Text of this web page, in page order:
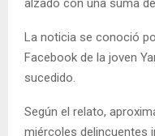
alzado con una suma
La noticia se conoció
Facebook de la joven
sucedido.
Según el relato,
miércoles delincuentes